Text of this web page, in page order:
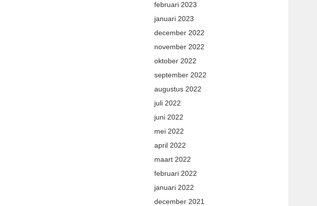
februari 2023
januari 2023
december 2022
november 2022
oktober 2022
september 2022
augustus 2022
juli 2022
juni 2022
mei 2022
april 2022
maart 2022
februari 2022
januari 2022
december 2021